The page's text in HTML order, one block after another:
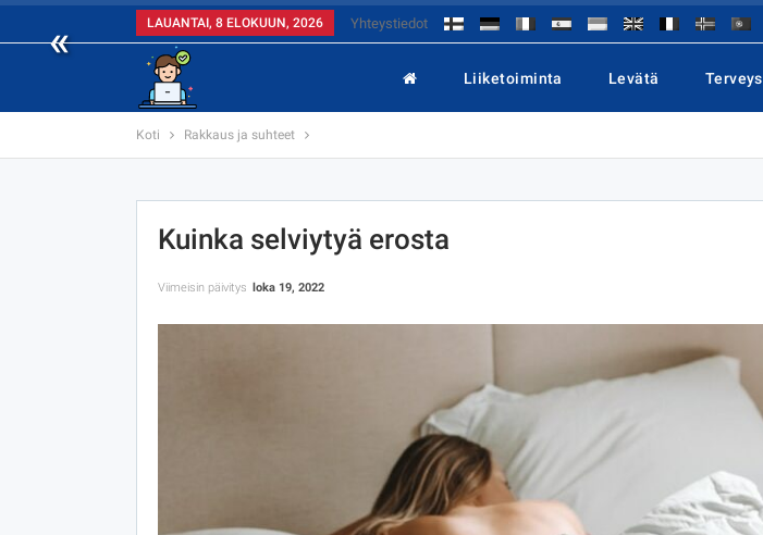
« LAUANTAI, 8 ELOKUUN, 2026 Yhteystiedot
Liiketoiminta Levätä Terveys
Koti Rakkaus ja suhteet
Kuinka selviytyä erosta
Viimeisin päivitys loka 19, 2022